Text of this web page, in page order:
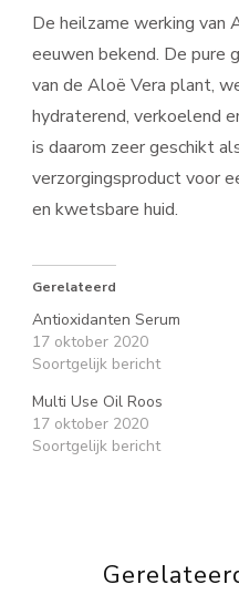
De heilzame werking van
eeuwen bekend. De pure
van de Aloë Vera plant,
hydraterend, verkoelend
is daarom zeer geschikt
verzorgingsproduct voor
en kwetsbare huid.
Gerelateerd
Antioxidanten Serum
17 oktober 2020
Soortgelijk bericht
Multi Use Oil Roos
17 oktober 2020
Soortgelijk bericht